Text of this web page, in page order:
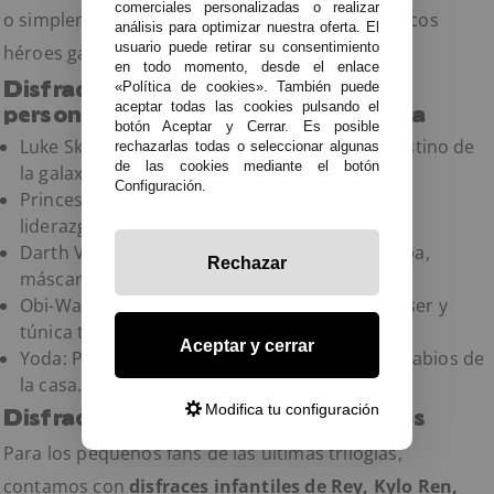
o simplemente para jugar en casa como auténticos
héroes galácticos.
Disfraces clásicos de Star Wars:
personajes que nunca pasan de moda
Luke Skywalker: El joven Jedi que cambió el destino de
la galaxia.
Princesa Leia: Ícono de valentía, inteligencia y
liderazgo.
Darth Vader: El villano más legendario con capa,
máscara y respiración inconfundible.
Obi-Wan Kenobi: Un maestro Jedi con sable láser y
túnica tradicional.
Yoda: Pequeño pero poderoso, para los más sabios de
la casa.
Disfraces de las nuevas generaciones
Para los pequeños fans de las últimas trilogías,
contamos con disfraces infantiles de Rey, Kylo Ren,
comerciales personalizadas o realizar
análisis para optimizar nuestra oferta. El
usuario puede retirar su consentimiento
en todo momento, desde el enlace
«Política de cookies». También puede
aceptar todas las cookies pulsando el
botón Aceptar y Cerrar. Es posible
rechazarlas todas o seleccionar algunas
de las cookies mediante el botón
Configuración.
Rechazar
Aceptar y cerrar
Modifica tu configuración